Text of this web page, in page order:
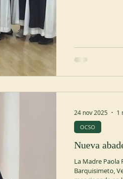
Nueva
La Madre Paola
Barquisimeto,
OCSO
24 nov 2025 1